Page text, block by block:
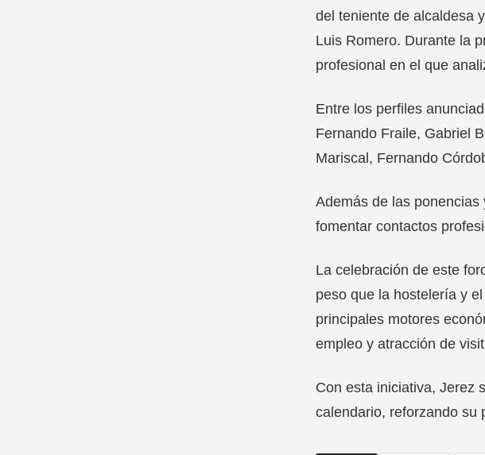
del teniente de alcaldesa
Luis Romero. Durante la
profesional en el que
Entre los perfiles
Fernando Fraile, Gabriel
Mariscal, Fernando
Además de las
fomentar contactos
La celebración de este
peso que la hostelería y
principales motores
empleo y atracción de
Con esta iniciativa, Jerez
calendario, reforzando su